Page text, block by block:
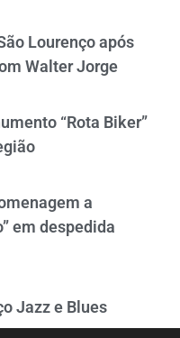
Lourenço após
Walter Jorge
“Rota Biker”
a
em despedida
Jazz e Blues